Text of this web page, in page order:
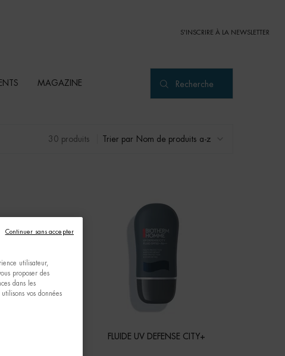
S'INSCRIRE À LA NEWSLETTER
MAGAZINE Recherche
30 produits Trier par
FLUIDE UV DEFENSE CITY+
utilisateur,
proposer des
dans les
vos données
Continuer sans accepter